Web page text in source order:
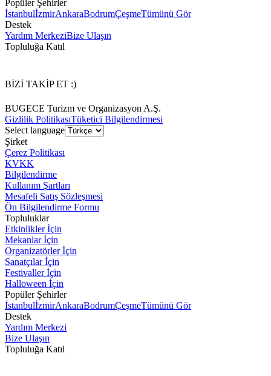
Popüler Şehirler
İstanbulİzmirAnkaraBodrumÇeşmeTümünü Gör
Destek
Yardım MerkeziBize Ulaşın
Topluluğa Katıl
BİZİ TAKİP ET :)
BUGECE Turizm ve Organizasyon A.Ş.
Gizlilik PolitikasıTüketici Bilgilendirmesi
Select language
Şirket
Çerez Politikası
KVKK
Bilgilendirme
Kullanım Şartları
Mesafeli Satış Sözleşmesi
Ön Bilgilendirme Formu
Topluluklar
Etkinlikler İçin
Mekanlar İçin
Organizatörler İçin
Sanatçılar İçin
Festivaller İçin
Halloween İçin
Popüler Şehirler
İstanbulİzmirAnkaraBodrumÇeşmeTümünü Gör
Destek
Yardım Merkezi
Bize Ulaşın
Topluluğa Katıl